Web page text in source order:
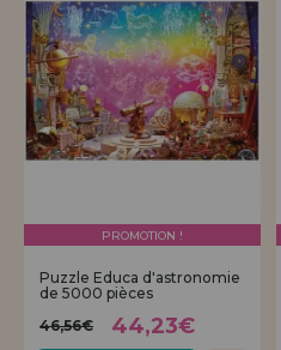
PROMOTION !
Puzzle Educa d'astronomie
de 5000 pièces
46,56€
44,23€